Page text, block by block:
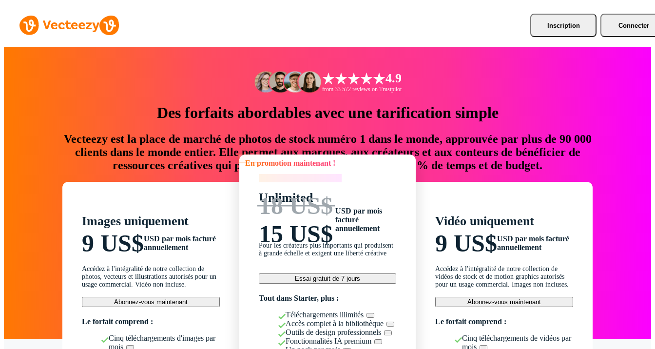
Inscription Connecter
4.9
from 33 572 reviews on Trustpilot
Des forfaits abordables avec une tarification simple
Vecteezy est la place de marché de photos de stock numéro 1 dans le monde, approuvée par plus de 90 000
clients dans le monde entier. Elle permet aux marques, aux créateurs et aux conteurs de bénéficier de
ressources créatives qui permettent d'économiser jusqu'à 76 % de temps et de budget.
Images uniquement
9 US$USD par mois facturé
annuellement
Accédez à l'intégralité de notre collection de
photos, vecteurs et illustrations autorisés pour un
usage commercial. Vidéo non incluse.
Abonnez-vous maintenant
Le forfait comprend :
Cinq téléchargements d'images par
mois
En promotion maintenant !
Unlimited
18 US$
15 US$
USD par mois
facturé
annuellement
Pour les créateurs plus importants qui produisent
à grande échelle et exigent une liberté créative
Essai gratuit de 7 jours
Tout dans Starter, plus :
Téléchargements illimités
Accès complet à la bibliothèque
Outils de design professionnels
Fonctionnalités IA premium
Vidéo uniquement
9 US$USD par mois facturé
annuellement
Accédez à l'intégralité de notre collection de
vidéos de stock et de motion graphics autorisés
pour un usage commercial. Images non incluses.
Abonnez-vous maintenant
Le forfait comprend :
Cinq téléchargements de vidéos par
mois